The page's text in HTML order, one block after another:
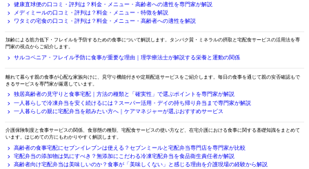
健康直球便の口コミ・評判は？料金・メニュー・高齢者への適性を専門家が解説
メディミールの口コミ・評判は？料金・メニュー・特徴を解説
ワタミの宅食の口コミ・評判は？料金・メニュー・高齢者への適性を解説
加齢による筋力低下・フレイルを予防するための食事について解説します。タンパク質・ミネラルの摂取と宅配食サービスの活用法を専
門家の視点からご紹介します。
サルコペニア・フレイル予防に食事が重要な理由｜理学療法士が解説する栄養と運動の関係
離れて暮らす親の食事が心配な家族向けに、見守り機能付きや定期配送サービスをご紹介します。毎日の食事を通じて親の安否確認もで
きるサービスを専門家が厳選しています。
独居高齢者の見守りと食事宅配｜方法の種類と「確実性」で選ぶポイントを専門家が解説
一人暮らしで冷凍弁当を安く続けるには？スーパー活用・デイの持ち帰り弁当まで専門家が解説
一人暮らしの親に宅配弁当を頼みたい方へ｜ケアマネジャーが選ぶおすすめサービス
介護保険制度と食事サービスの関係、食形態の種類、宅配食サービスの使い方など、在宅介護における食事に関する基礎知識をまとめて
います。はじめての方にもわかりやすく解説します。
高齢者の食事宅配にセブンイレブンは使える？セブンミールと宅配弁当専門店を専門家が比較
宅配弁当の添加物は気にすべき？無添加にこだわる冷凍宅配弁当を食品衛生責任者が解説
高齢者向け宅配弁当は美味しいのか？食事が「美味しくない」と感じる理由を介護現場の経験から解説